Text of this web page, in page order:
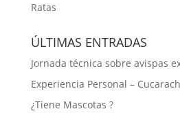
Ratas
ÚLTIMAS ENTRADAS
Jornada técnica sobre avispas
Experiencia Personal –
¿Tiene Mascotas ?